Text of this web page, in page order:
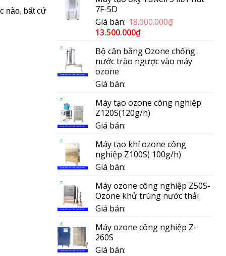
nào, bất cứ
7F-5D
Giá bán: 18.000.000₫
13.500.000₫
Bộ cân bằng Ozone chống
nước trào ngược vào máy
ozone
Giá bán:
Máy tạo ozone công nghiệp
Z120S(120g/h)
Giá bán:
Máy tạo khí ozone công
nghiệp Z100S( 100g/h)
Giá bán:
Máy ozone công nghiệp Z50S-
Ozone khử trùng nước thải
Giá bán:
Máy ozone công nghiệp Z-
260S
Giá bán: